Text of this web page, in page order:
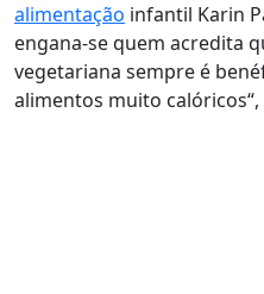
alimentação infantil Karin
engana-se quem acredita
vegetariana sempre é
alimentos muito calóricos